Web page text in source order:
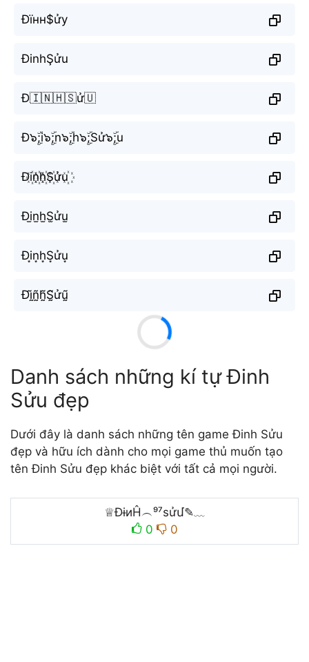
Đїнн$ửу
ĐinhŞửu
Đ🇮🇳🇭🇸ử🇺
Đ๖ۣۜ;i๖ۣۜ;n๖ۣۜ;h๖ۣۜ;Sử๖ۣۜ;u
Đi꙰n꙰h꙰S꙰ửu꙰
Đi̫n̫h̫S̫ửu̫
Đi͙n͙h͙S͙ửu͙
Đḭ̃ñ̰h̰̃S̰̃ửṵ̃
Danh sách những kí tự Đinh
Sửu đẹp
Dưới đây là danh sách những tên game Đinh Sửu
đẹp và hữu ích dành cho mọi game thủ muốn tạo
tên Đinh Sửu đẹp khác biệt với tất cả mọi người.
♕ĐɨиĤ︵⁹⁷ѕửմ✎﹏
0
0